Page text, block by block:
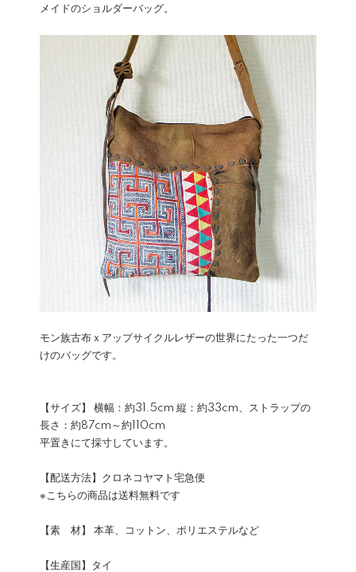
メイドのショルダーバッグ。
モン族古布ｘアップサイクルレザーの世界にたった一つだ
けのバッグです。
【サイズ】 横幅：約31.5cm 縦：約33cm、ストラップの
長さ：約87cm～約110cm
平置きにて採寸しています。
【配送方法】クロネコヤマト宅急便
※こちらの商品は送料無料です
【素 材】 本革、コットン、ポリエステルなど
【生産国】タイ